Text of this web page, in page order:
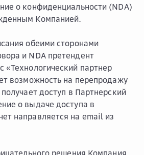
о конфиденциальности (NDA)
Компанией.
обеими сторонами
и NDA претендент
«Технологический партнер
возможность на перепродажу
доступ в Партнерский
о выдаче доступа в
направляется на email из
решения Компания